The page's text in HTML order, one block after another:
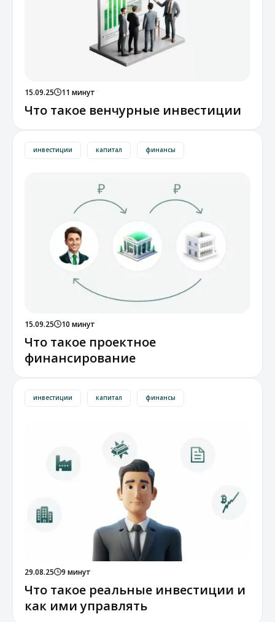
15.09.25 11 минут
Что такое венчурные инвестиции
инвестиции капитал финансы
15.09.25 10 минут
Что такое проектное
финансирование
инвестиции капитал финансы
29.08.25 9 минут
Что такое реальные инвестиции и
как ими управлять